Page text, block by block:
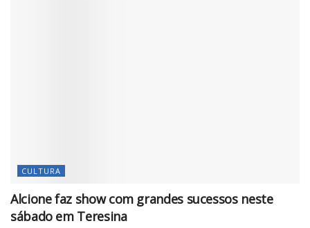
CULTURA
Alcione faz show com grandes sucessos neste
sábado em Teresina